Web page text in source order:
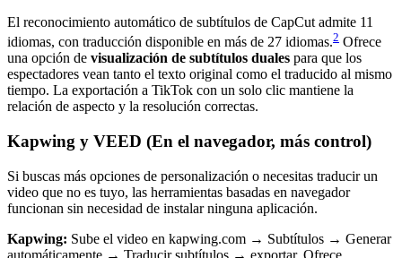
El reconocimiento automático de subtítulos de CapCut admite 11
idiomas, con traducción disponible en más de 27 idiomas.2 Ofrece
una opción de visualización de subtítulos duales para que los
espectadores vean tanto el texto original como el traducido al mismo
tiempo. La exportación a TikTok con un solo clic mantiene la
relación de aspecto y la resolución correctas.
Kapwing y VEED (En el navegador, más control)
Si buscas más opciones de personalización o necesitas traducir un
video que no es tuyo, las herramientas basadas en navegador
funcionan sin necesidad de instalar ninguna aplicación.
Kapwing: Sube el video en kapwing.com → Subtítulos → Generar
automáticamente → Traducir subtítulos → exportar. Ofrece